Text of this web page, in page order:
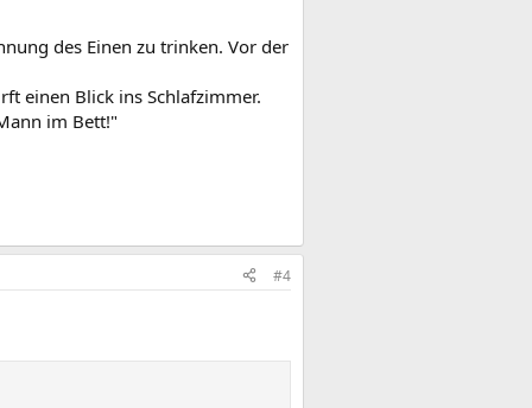
des Einen zu trinken. Vor der
einen Blick ins Schlafzimmer.
im Bett!"
#4